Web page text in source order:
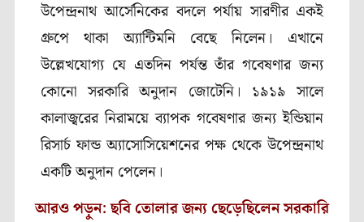
উপেন্দ্ৰনাথ আর্সেনিকের বদলে পর্যায় সারণীর একই
গ্রুপে থাকা অ্যান্টিমনি বেছে নিলেন। এখানে
উল্লেখযোগ্য যে এতদিন পর্যন্ত তাঁর গবেষণার জন্য
কোনো সরকারি অনুদান জোটেনি। ১৯১৯ সালে
কালাজ্বরের নিরাময়ে ব্যাপক গবেষণার জন্য ইন্ডিয়ান
রিসার্চ ফান্ড অ্যাসোসিয়েশনের পক্ষ থেকে উপেন্দ্রনাথ
একটি অনুদান পেলেন।
আরও পড়ুন: ছবি তোলার জন্য ছেড়েছিলেন সরকারি